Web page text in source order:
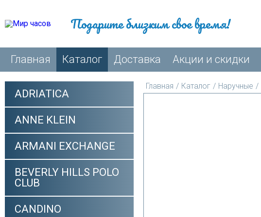
Подарите близким свое время!
Главная Каталог Доставка Акции и скидки
ADRIATICA
ANNE KLEIN
ARMANI EXCHANGE
BEVERLY HILLS POLO
CLUB
CANDINO
Главная / Каталог / Наручные /